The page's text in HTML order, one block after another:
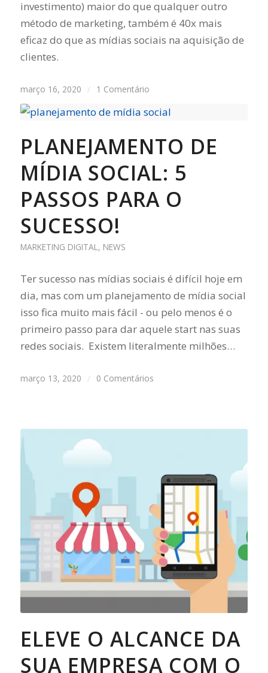
investimento) maior do que qualquer outro
método de marketing, também é 40x mais
eficaz do que as mídias sociais na aquisição de
clientes.
março 16, 2020 / 1 Comentário
PLANEJAMENTO DE
MÍDIA SOCIAL: 5
PASSOS PARA O
SUCESSO!
MARKETING DIGITAL , NEWS
Ter sucesso nas mídias sociais é difícil hoje em
dia, mas com um planejamento de mídia social
isso fica muito mais fácil - ou pelo menos é o
primeiro passo para dar aquele start nas suas
redes sociais. Existem literalmente milhões…
março 13, 2020 / 0 Comentários
ELEVE O ALCANCE DA
SUA EMPRESA COM O